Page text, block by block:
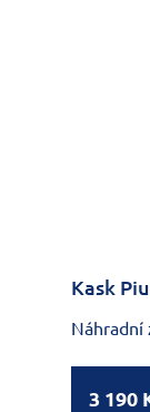
Kask
Náhradní
3 190